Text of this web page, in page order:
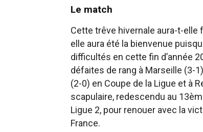
Le match
Cette trêve hivernale aura-t-elle
elle aura été la bienvenue
difficultés en cette fin d’année
défaites de rang à Marseille (3-
(2-0) en Coupe de la Ligue et à
scapulaire, redescendu au
Ligue 2, pour renouer avec la
France.